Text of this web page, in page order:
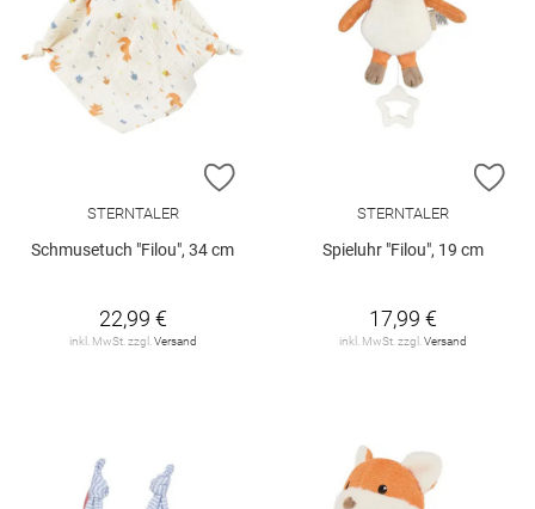
ZUR WUNSCHLISTE HINZUFÜGEN
STERNTALER
Schmusetuch "Filou", 34 cm
22,99 €
inkl. MwSt. zzgl.Versand
STERNTALER
Spieluhr "Filou", 19 cm
17,99 €
inkl. MwSt. zzgl.Versand